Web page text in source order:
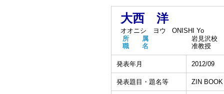
大西 洋
オオニシ ヨウ
ONISHI Yo
所 属
岩見沢校
職 名
准教授
発表年月 2012/09
発表題目・題名等 ZIN BOOK